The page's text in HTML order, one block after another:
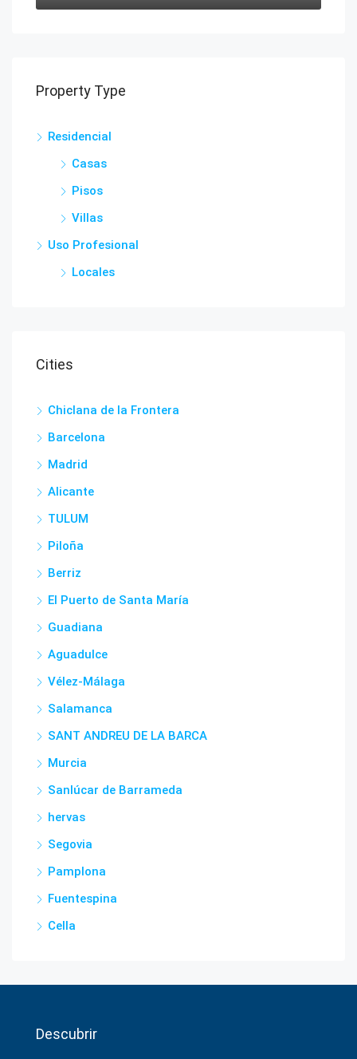
Property Type
Residencial
Casas
Pisos
Villas
Uso Profesional
Locales
Cities
Chiclana de la Frontera
Barcelona
Madrid
Alicante
TULUM
Piloña
Berriz
El Puerto de Santa María
Guadiana
Aguadulce
Vélez-Málaga
Salamanca
SANT ANDREU DE LA BARCA
Murcia
Sanlúcar de Barrameda
hervas
Segovia
Pamplona
Fuentespina
Cella
Descubrir